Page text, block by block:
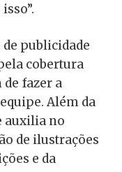
publicidade
cobertura
fazer a
Além da
auxilia no
de ilustrações
e da